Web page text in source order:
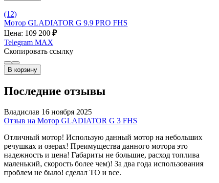
(12)
Мотор GLADIATOR G 9.9 PRO FHS
Цена: 109 200 ₽
Telegram MAX
Скопировать ссылку
В корзину
Последние отзывы
Владислав 16 ноября 2025
Отзыв на Мотор GLADIATOR G 3 FHS
Отличный мотор! Использую данный мотор на небольших
речушках и озерах! Преимущества данного мотора это
надежность и цена! Габариты не большие, расход топлива
маленький, скорость более чем)! За два года использования
проблем не было! сделал ТО и все.